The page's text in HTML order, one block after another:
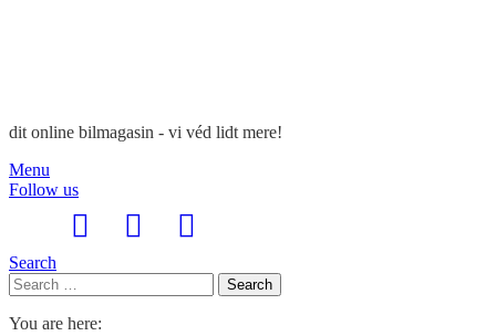
dit online bilmagasin - vi véd lidt mere!
Menu
Follow us
Search
Search
for:
Search
You are here: